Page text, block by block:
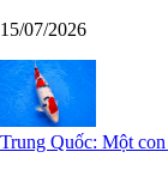
15/07/2026
Trung Quốc: Một